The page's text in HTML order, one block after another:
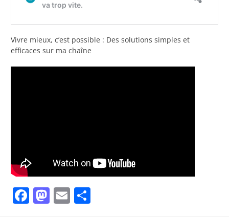
Vivre mieux, c’est possible : Des solutions simples et
efficaces sur ma chaîne
Facebook
Mastodon
Email